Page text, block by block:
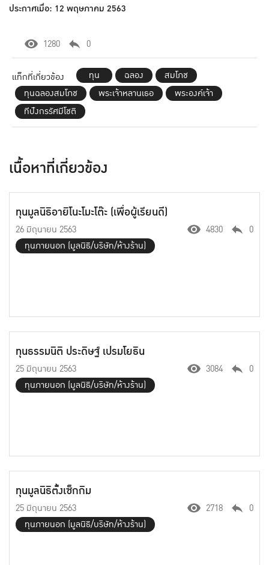
ประกาศเมื่อ: 12 พฤษภาคม 2563
1280 0
แท็กที่เกี่ยวข้อง ทุน ฉลอง
สมโภช
ทุนฉลองสมโภช
พระเจ้าหลานเธอ
พระองค์เจ้า
ทีปังกรรัศมีโชติ
เนื้อหาที่เกี่ยวข้อง
ทุนมูลนิธิอายิโนะโมะโต๊ะ (เพื่อผู้เรียนดี)
26 มิถุนายน 2563 4830
0
ทุนภายนอก (มูลนิธิ/บริษัท/ห้างร้าน)
ทุนธรรมนิติ ประดิษฐ์ เปรมโยธิน
25 มิถุนายน 2563 3084
0
ทุนภายนอก (มูลนิธิ/บริษัท/ห้างร้าน)
ทุนมูลนิธิตั้งเซ็กกิม
25 มิถุนายน 2563 2718
0
ทุนภายนอก (มูลนิธิ/บริษัท/ห้างร้าน)